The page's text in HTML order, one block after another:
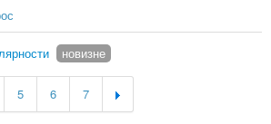
новизне
5 6 7